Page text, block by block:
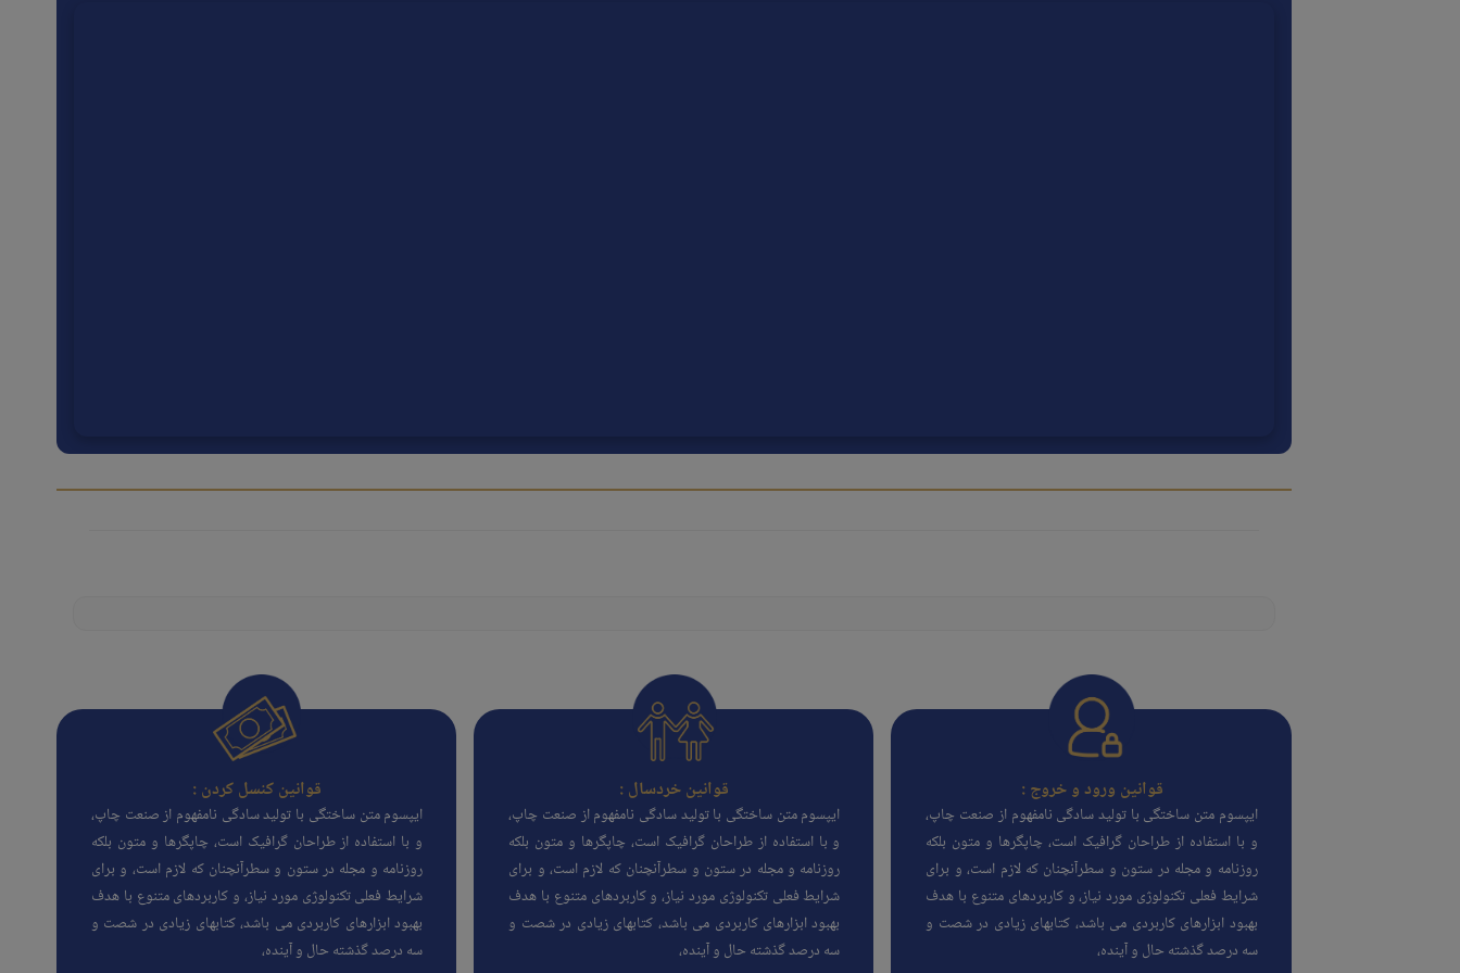
قوانین ورود و خروج :
ایپسوم متن ساختگی با تولید سادگی نامفهوم از صنعت چاپ،
و با استفاده از طراحان گرافیک است، چاپگرها و متون بلکه
روزنامه و مجله در ستون و سطرآنچنان که لازم است، و برای
شرایط فعلی تکنولوژی مورد نیاز، و کاربردهای متنوع با هدف
بهبود ابزارهای کاربردی می باشد، کتابهای زیادی در شصت و
سه درصد گذشته حال و آینده،
قوانین خردسال :
ایپسوم متن ساختگی با تولید سادگی نامفهوم از صنعت چاپ،
و با استفاده از طراحان گرافیک است، چاپگرها و متون بلکه
روزنامه و مجله در ستون و سطرآنچنان که لازم است، و برای
شرایط فعلی تکنولوژی مورد نیاز، و کاربردهای متنوع با هدف
بهبود ابزارهای کاربردی می باشد، کتابهای زیادی در شصت و
سه درصد گذشته حال و آینده،
قوانین کنسل کردن :
ایپسوم متن ساختگی با تولید سادگی نامفهوم از صنعت چاپ،
و با استفاده از طراحان گرافیک است، چاپگرها و متون بلکه
روزنامه و مجله در ستون و سطرآنچنان که لازم است، و برای
شرایط فعلی تکنولوژی مورد نیاز، و کاربردهای متنوع با هدف
بهبود ابزارهای کاربردی می باشد، کتابهای زیادی در شصت و
سه درصد گذشته حال و آینده،